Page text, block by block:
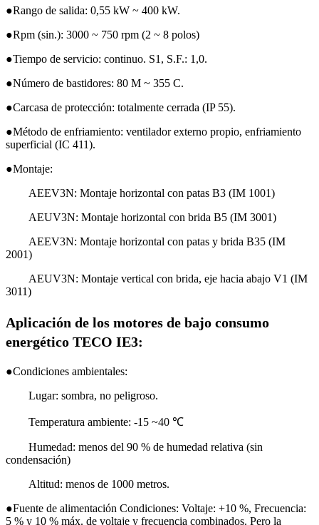
●Rango de salida: 0,55 kW ~ 400 kW.
●Rpm (sin.): 3000 ~ 750 rpm (2 ~ 8 polos)
●Tiempo de servicio: continuo. S1, S.F.: 1,0.
●Número de bastidores: 80 M ~ 355 C.
●Carcasa de protección: totalmente cerrada (IP 55).
●Método de enfriamiento: ventilador externo propio, enfriamiento
superficial (IC 411).
●Montaje:
AEEV3N: Montaje horizontal con patas B3 (IM 1001)
AEUV3N: Montaje horizontal con brida B5 (IM 3001)
AEEV3N: Montaje horizontal con patas y brida B35 (IM
2001)
AEUV3N: Montaje vertical con brida, eje hacia abajo V1 (IM
3011)
Aplicación de los motores de bajo consumo
energético TECO IE3:
●Condiciones ambientales:
Lugar: sombra, no peligroso.
Temperatura ambiente: -15 ~40 ℃
Humedad: menos del 90 % de humedad relativa (sin
condensación)
Altitud: menos de 1000 metros.
●Fuente de alimentación Condiciones: Voltaje: +10 %, Frecuencia:
5 % y 10 % máx. de voltaje y frecuencia combinados. Pero la